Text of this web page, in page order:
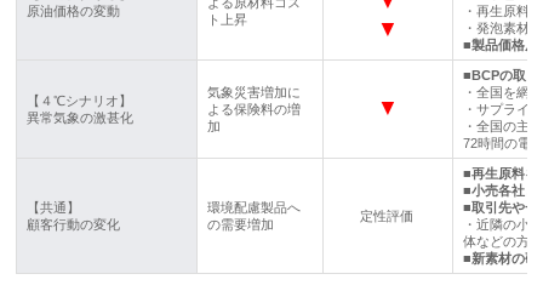
原油価格の変動
ト上昇
▼
・再生原料
・発泡素材
■製品価格反
【４℃シナリオ】
異常気象の激甚化
気象災害増加に
よる保険料の増
加
▼
■BCPの取り
・全国を網
・サプライ
・全国の主
72時間の電
【共通】
顧客行動の変化
環境配慮製品へ
の需要増加
定性評価
■再生原料を
■小売各社と
■取引先や一
・近隣の小
体などの方
■新素材の研